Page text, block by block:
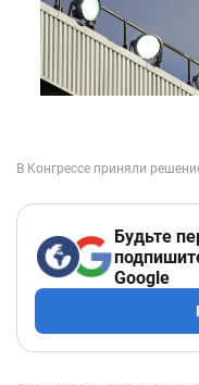
Будьте
Google